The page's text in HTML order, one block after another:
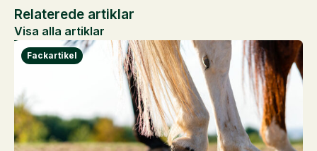
Relaterede artiklar
Visa alla artiklar